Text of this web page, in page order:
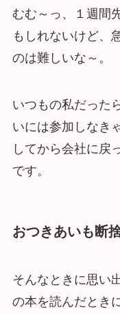
むむ～っ、１週間
もしれないけど、
のは難しいな～。
いつもの私だった
いには参加しなき
してから会社に戻
です。
おつきあいも断
そんなときに思い
の本を読んだとき